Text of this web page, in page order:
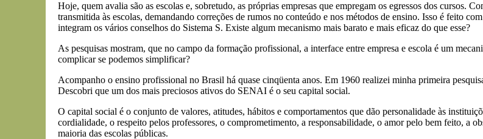
Hoje, quem avalia são as escolas e, sobretudo, as próprias empresas que empregam os egressos dos cursos.
transmitida às escolas, demandando correções de rumos no conteúdo e nos métodos de ensino. Isso é feito
integram os vários conselhos do Sistema S. Existe algum mecanismo mais barato e mais eficaz do que esse?
As pesquisas mostram, que no campo da formação profissional, a interface entre empresa e escola é um
complicar se podemos simplificar?
Acompanho o ensino profissional no Brasil há quase cinqüenta anos. Em 1960 realizei minha primeira
Descobri que um dos mais preciosos ativos do SENAI é o seu capital social.
O capital social é o conjunto de valores, atitudes, hábitos e comportamentos que dão personalidade às
cordialidade, o respeito pelos professores, o comprometimento, a responsabilidade, o amor pelo bem feito, a
maioria das escolas públicas.